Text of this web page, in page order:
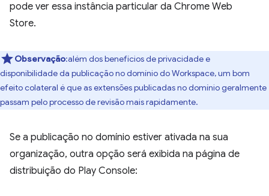
pode ver essa instância particular da Chrome Web
Store.
Observação:além dos benefícios de privacidade e
disponibilidade da publicação no domínio do Workspace, um bom
efeito colateral é que as extensões publicadas no domínio geralmente
passam pelo processo de revisão mais rapidamente.
Se a publicação no domínio estiver ativada na sua
organização, outra opção será exibida na página de
distribuição do Play Console: